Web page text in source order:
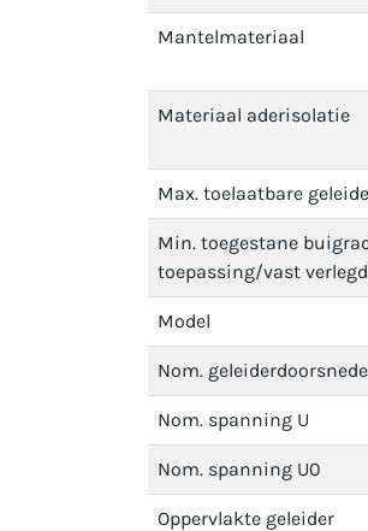
Mantelmateriaal
Materiaal aderisolatie
Max. toelaatbare
Min. toegestane
toepassing/vast verlegd
Model
Nom. geleiderdoorsnede
Nom. spanning U
Nom. spanning U0
Oppervlakte geleider